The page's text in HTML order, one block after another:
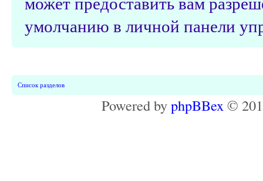
умолчанию в личной панели
Список разделов
Powered byphpBBex ©